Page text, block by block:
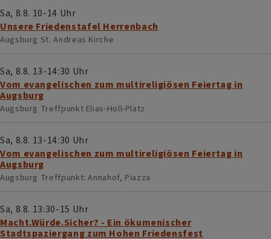
Sa, 8.8. 10-14 Uhr
Unsere Friedenstafel Herrenbach
Augsburg St. Andreas Kirche
Sa, 8.8. 13-14:30 Uhr
Vom evangelischen zum multireligiösen Feiertag in
Augsburg
Augsburg Treffpunkt Elias-Holl-Platz
Sa, 8.8. 13-14:30 Uhr
Vom evangelischen zum multireligiösen Feiertag in
Augsburg
Augsburg Treffpunkt: Annahof, Piazza
Sa, 8.8. 13:30-15 Uhr
Macht.Würde.Sicher? - Ein ökumenischer
Stadtspaziergang zum Hohen Friedensfest